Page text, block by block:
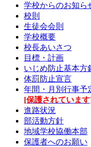
学校からのお知ら
校則
生徒会会則
学校概要
校長あいさつ
目標・計画
いじめ防止基本方
体罰防止宣言
年間・月別行事予
[保護されていま
進路状況
部活動方針
地域学校協働本部
保護者へのお願い